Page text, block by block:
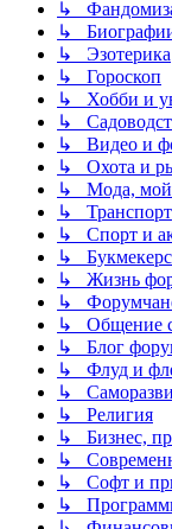
↳
↳
↳ Эзотерика
↳ Гороскоп
↳ Хобби и
↳
↳ Видео и
↳ Охота и
↳ Мода, мой
↳ Транспорт
↳ Спорт и
↳
↳ Жизнь
↳
↳ Общение с
↳ Блог
↳ Флуд и
↳
↳ Религия
↳ Бизнес,
↳
↳ Софт и
↳